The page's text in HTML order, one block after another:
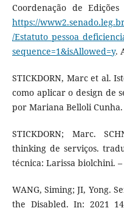
Coordenação de
https://
/
sequence=1&isAllowed=y.
STICKDORN, Marc et al.
como aplicar o design de
por Mariana Belloli
STICKDORN; Marc.
thinking de serviços.
técnica: Larissa biolchini.
WANG, Siming; JI, Yong.
the Disabled. In: 2021